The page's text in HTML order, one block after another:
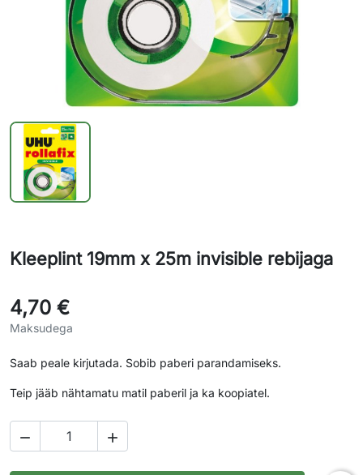
Kleeplint 19mm x 25m invisible rebijaga
4,70 €
Maksudega
Saab peale kirjutada. Sobib paberi parandamiseks.
Teip jääb nähtamatu matil paberil ja ka koopiatel.
 